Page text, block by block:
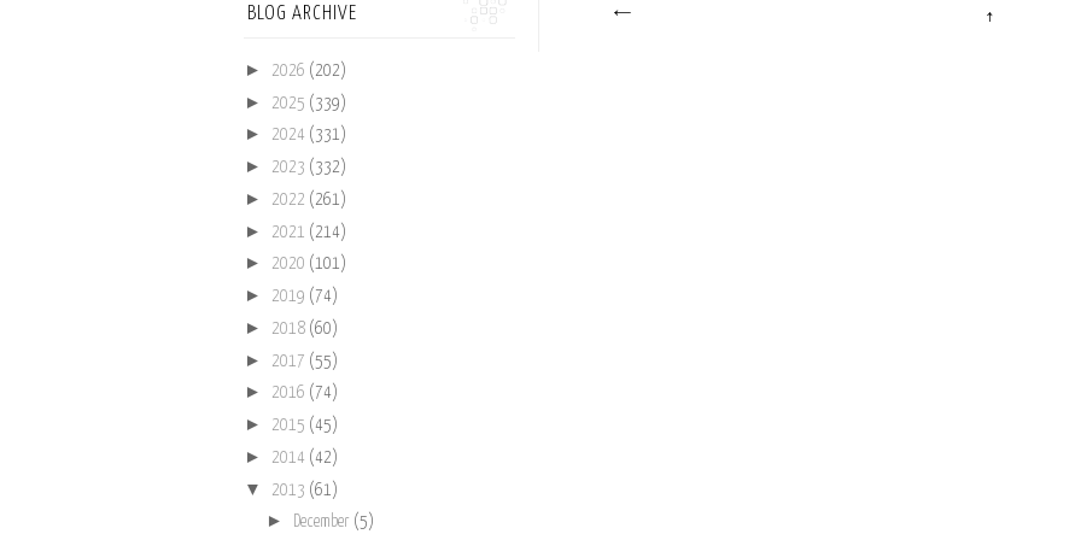
BLOG ARCHIVE
► 2026 (202)
► 2025 (339)
► 2024 (331)
► 2023 (332)
► 2022 (261)
► 2021 (214)
► 2020 (101)
► 2019 (74)
► 2018 (60)
► 2017 (55)
► 2016 (74)
► 2015 (45)
► 2014 (42)
▼ 2013 (61)
► December (5)